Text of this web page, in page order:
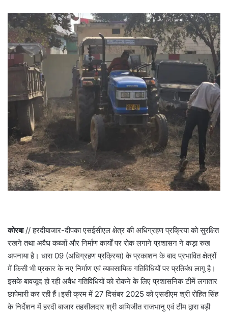
कोरबा// हरदीबाजार-दीपका एसईसीएल क्षेत्र की अधिग्रहण प्रक्रिया को सुरक्षित
रखने तथा अवैध कब्जों और निर्माण कार्यों पर रोक लगाने प्रशासन ने कड़ा रुख
अपनाया है। धारा 09 (अधिग्रहण प्रक्रिया) के प्रकाशन के बाद प्रभावित क्षेत्रों
में किसी भी प्रकार के नए निर्माण एवं व्यावसायिक गतिविधियों पर प्रतिबंध लागू है।
इसके बावजूद हो रही अवैध गतिविधियों को रोकने के लिए प्रशासनिक टीमें लगातार
छापेमारी कर रही हैं।इसी क्रम में 27 दिसंबर 2025 को एसडीएम श्री रोहित सिंह
के निर्देशन में हरदी बाजार तहसीलदार श्री अभिजीत राजभानु एवं टीम द्वारा बड़ी